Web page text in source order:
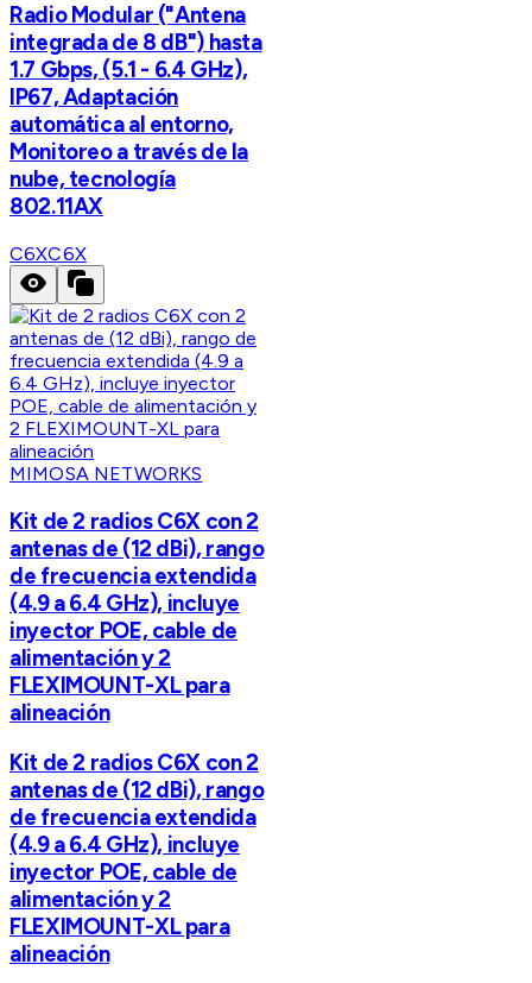
Radio Modular ("Antena
integrada de 8 dB") hasta
1.7 Gbps, (5.1 - 6.4 GHz),
IP67, Adaptación
automática al entorno,
Monitoreo a través de la
nube, tecnología
802.11AX
C6XC6X
MIMOSA NETWORKS
Kit de 2 radios C6X con 2
antenas de (12 dBi), rango
de frecuencia extendida
(4.9 a 6.4 GHz), incluye
inyector POE, cable de
alimentación y 2
FLEXIMOUNT-XL para
alineación
Kit de 2 radios C6X con 2
antenas de (12 dBi), rango
de frecuencia extendida
(4.9 a 6.4 GHz), incluye
inyector POE, cable de
alimentación y 2
FLEXIMOUNT-XL para
alineación